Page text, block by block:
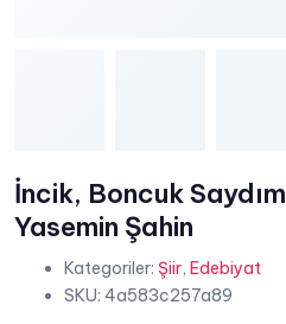
İncik, Boncuk
Yasemin Şahin
Kategoriler: Şiir, Edebiyat
SKU: 4a583c257a89